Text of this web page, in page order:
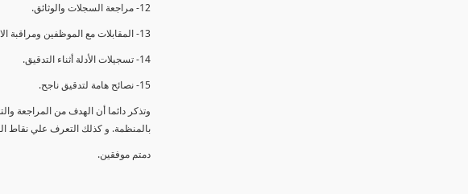
12- مراجعة السجلات والوثائق.
13- المقابلات مع الموظفين ومراقبة الانشطة والمرافق.
14- تسجيلات الأدلة أثناء التدقيق.
15- نصائح هامة لتدقيق ناجح.
وتذكر دائما أن الهدف من المراجعة
بالمنظمة. و كذلك التعرف علي نقاط
دمتم موفقين.